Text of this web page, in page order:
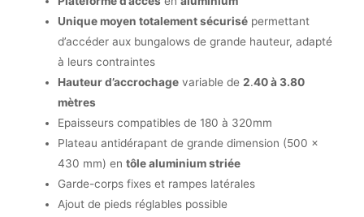
Unique moyen totalement sécurisé permettant
d’accéder aux bungalows de grande hauteur, adapté
à leurs contraintes
Hauteur d’accrochage variable de2.40 à 3.80
mètres
Epaisseurs compatibles de 180 à 320mm
Plateau antidérapant de grande dimension (500 x
430 mm) entôle aluminium striée
Garde-corps fixes et rampes latérales
Ajout de pieds réglables possible